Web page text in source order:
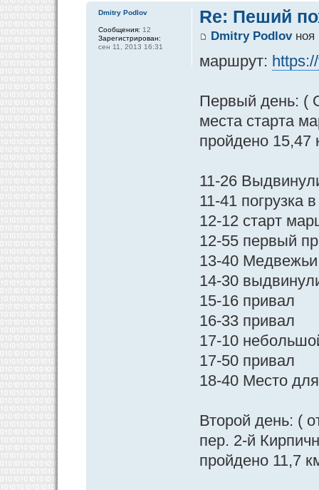
Re: Пеший
Dmitry Podlovноя
маршрут:
Первый день: (
места старта
пройдено 15,47
11-26
11-41 погрузка
12-12 старт
12-55 первый
13-40 Медвежьи
14-30
15-16 привал
16-33 привал
17-10
17-50 привал
18-40 Место
Второй день: (
пер. 2-й
пройдено 11,7
Dmitry Podlov
Сообщения: 12
Зарегистрирован:
сен 11, 2013 16:31